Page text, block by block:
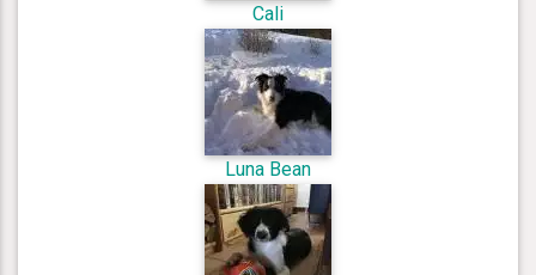
Cali
Luna Bean